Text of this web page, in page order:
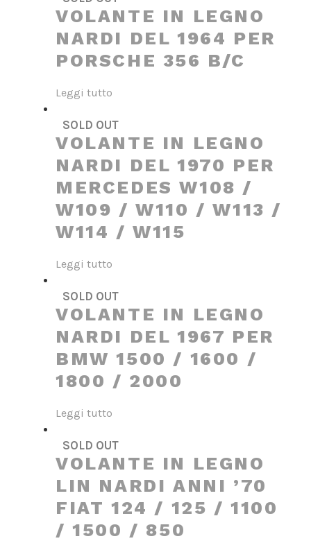
VOLANTE IN LEGNO
NARDI DEL 1964 PER
PORSCHE 356 B/C
Leggi tutto
SOLD OUT
VOLANTE IN LEGNO
NARDI DEL 1970 PER
MERCEDES W108 /
W109 / W110 / W113 /
W114 / W115
Leggi tutto
SOLD OUT
VOLANTE IN LEGNO
NARDI DEL 1967 PER
BMW 1500 / 1600 /
1800 / 2000
Leggi tutto
SOLD OUT
VOLANTE IN LEGNO
LIN NARDI ANNI ’70
FIAT 124 / 125 / 1100
/ 1500 / 850